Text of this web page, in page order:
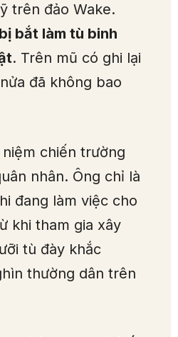
trên đảo Wake.
bắt làm tù binh
. Trên mũ có ghi lại
đã không bao
chiến trường
nhân. Ông chỉ là
đang làm việc cho
khi tham gia xây
tù đày khắc
thường dân trên